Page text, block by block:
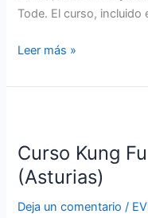
Tode. El curso, incluido
Leer más »
Curso Kung
(Asturias)
Deja un comentario /
Fu
Taiji
Quan
Arriondas